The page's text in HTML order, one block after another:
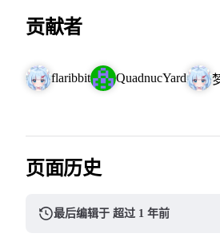
贡献者
flaribbit QuadnucYard
页面历史
最后编辑于 超过 1 年前